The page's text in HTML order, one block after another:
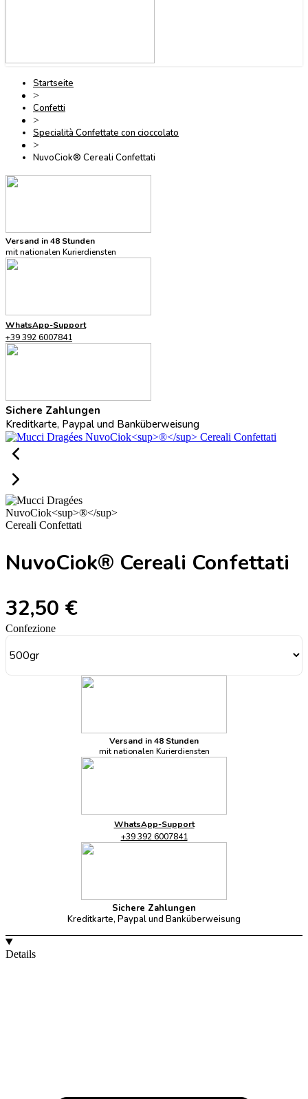
Startseite
>
Confetti
>
Specialità Confettate con cioccolato
>
NuvoCiok® Cereali Confettati
Versand in 48 Stunden
mit nationalen Kurierdiensten
WhatsApp-Support
+39 392 6007841
Sichere Zahlungen
Kreditkarte, Paypal und Banküberweisung
NuvoCiok® Cereali Confettati
32,50 €
Confezione
Versand in 48 Stunden
mit nationalen Kurierdiensten
WhatsApp-Support
+39 392 6007841
Sichere Zahlungen
Kreditkarte, Paypal und Banküberweisung
Details